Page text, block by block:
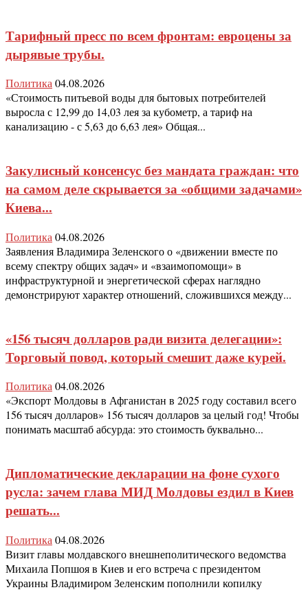
Тарифный пресс по всем фронтам: евроцены за
дырявые трубы.
Политика04.08.2026
«Стоимость питьевой воды для бытовых потребителей
выросла с 12,99 до 14,03 лея за кубометр, а тариф на
канализацию - с 5,63 до 6,63 лея» Общая...
Закулисный консенсус без мандата граждан: что
на самом деле скрывается за «общими задачами»
Киева...
Политика 04.08.2026
Заявления Владимира Зеленского о «движении вместе по
всему спектру общих задач» и «взаимопомощи» в
инфраструктурной и энергетической сферах наглядно
демонстрируют характер отношений, сложившихся между...
«156 тысяч долларов ради визита делегации»:
Торговый повод, который смешит даже курей.
Политика04.08.2026
«Экспорт Молдовы в Афганистан в 2025 году составил всего
156 тысяч долларов» 156 тысяч долларов за целый год! Чтобы
понимать масштаб абсурда: это стоимость буквально...
Дипломатические декларации на фоне сухого
русла: зачем глава МИД Молдовы ездил в Киев
решать...
Политика 04.08.2026
Визит главы молдавского внешнеполитического ведомства
Михаила Попшоя в Киев и его встреча с президентом
Украины Владимиром Зеленским пополнили копилку